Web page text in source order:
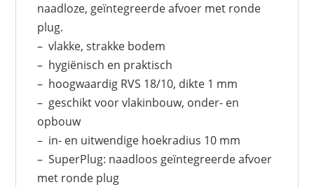
naadloze, geïntegreerde afvoer met ronde
plug.
– vlakke, strakke bodem
– hygiënisch en praktisch
– hoogwaardig RVS 18/10, dikte 1 mm
– geschikt voor vlakinbouw, onder- en
opbouw
– in- en uitwendige hoekradius 10 mm
– SuperPlug: naadloos geïntegreerde afvoer
met ronde plug